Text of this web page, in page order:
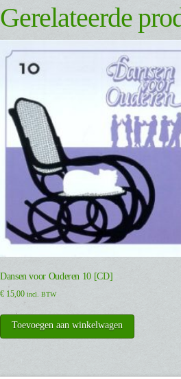
Gerelateerde
Dansen voor Ouderen 10 [CD]
€ 15,00 incl. BTW
Toevoegen aan winkelwagen